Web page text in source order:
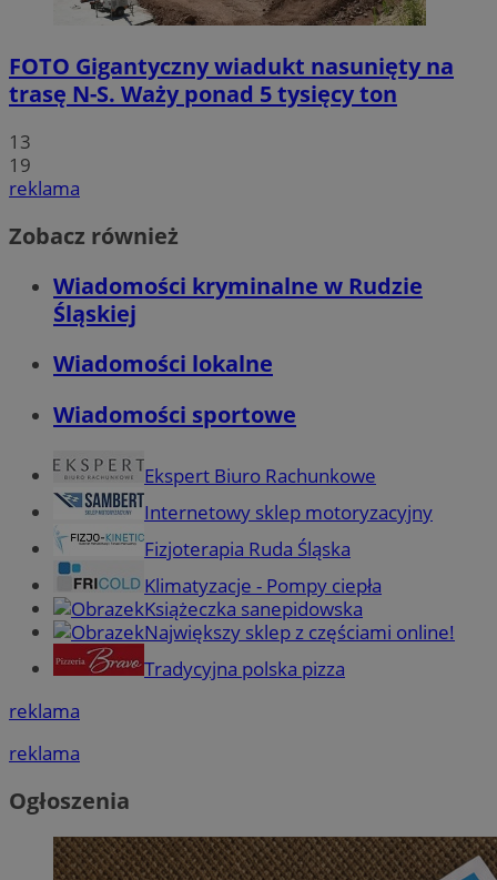
FOTO Gigantyczny wiadukt nasunięty na
trasę N-S. Waży ponad 5 tysięcy ton
13
19
reklama
Zobacz również
Wiadomości kryminalne w Rudzie
Śląskiej
Wiadomości lokalne
Wiadomości sportowe
Ekspert Biuro Rachunkowe
Internetowy sklep motoryzacyjny
Fizjoterapia Ruda Śląska
Klimatyzacje - Pompy ciepła
Książeczka sanepidowska
Największy sklep z częściami online!
Tradycyjna polska pizza
reklama
reklama
Ogłoszenia